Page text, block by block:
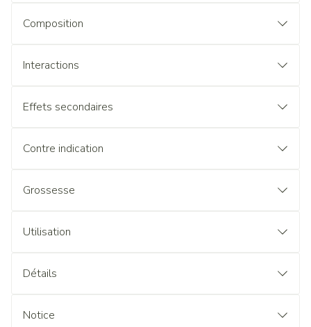
Composition
Interactions
Effets secondaires
Contre indication
Grossesse
Utilisation
Détails
Notice